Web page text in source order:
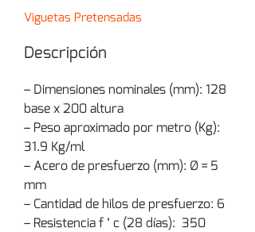
Viguetas Pretensadas
Descripción
– Dimensiones nominales (mm): 128
base x 200 altura
– Peso aproximado por metro (Kg):
31.9 Kg/ml
– Acero de presfuerzo (mm): Ø = 5
mm
– Cantidad de hilos de presfuerzo: 6
– Resistencia f ‘ c (28 días):  350